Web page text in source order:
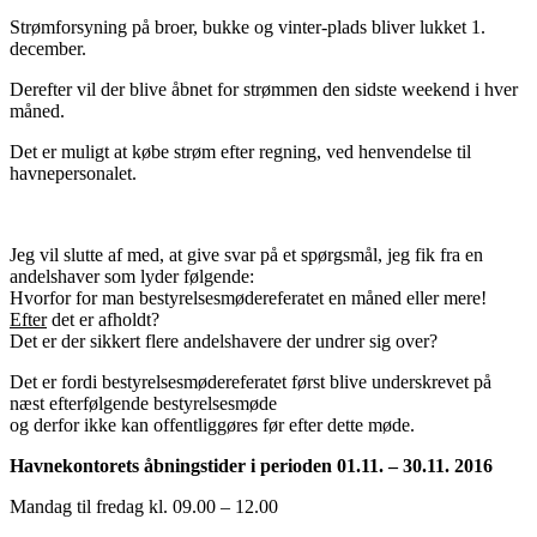
Strømforsyning på broer, bukke og vinter-plads bliver lukket 1.
december.
Derefter vil der blive åbnet for strømmen den sidste weekend i hver
måned.
Det er muligt at købe strøm efter regning, ved henvendelse til
havnepersonalet.
Jeg vil slutte af med, at give svar på et spørgsmål, jeg fik fra en
andelshaver som lyder følgende:
Hvorfor for man bestyrelsesmødereferatet en måned eller mere!
Efterdet er afholdt?
Det er der sikkert flere andelshavere der undrer sig over?
Det er fordi bestyrelsesmødereferatet først blive underskrevet på
næst efterfølgende bestyrelsesmøde
og derfor ikke kan offentliggøres før efter dette møde.
Havnekontorets åbningstider i perioden 01.11. – 30.11. 2016
Mandag til fredag kl. 09.00 – 12.00